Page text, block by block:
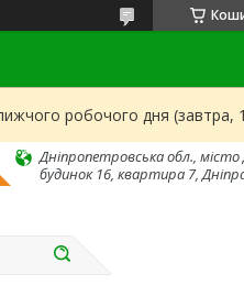
робочого дня (завтра,
Дніпропетровська обл.,
будинок 16, квартира 7,